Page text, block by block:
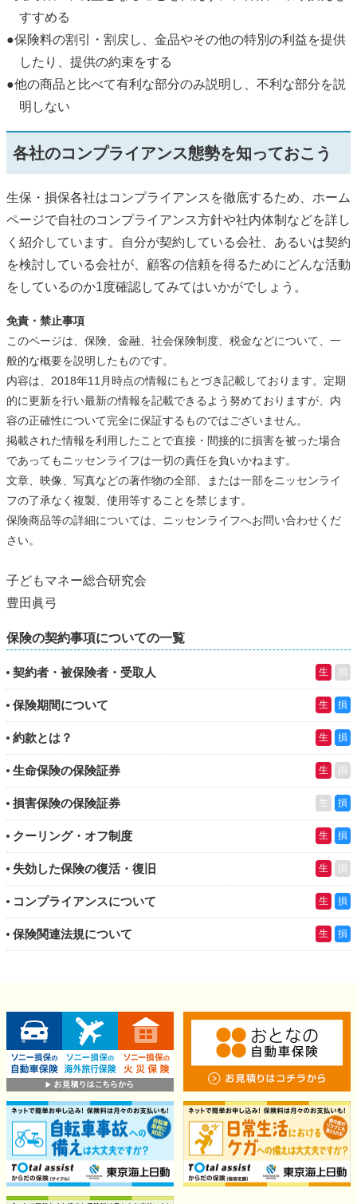
すすめる
●保険料の割引・割戻し、金品やその他の特別の利益を提供
したり、提供の約束をする
●他の商品と比べて有利な部分のみ説明し、不利な部分を説
明しない
各社のコンプライアンス態勢を知っておこう
生保・損保各社はコンプライアンスを徹底するため、ホーム
ページで自社のコンプライアンス方針や社内体制などを詳し
く紹介しています。自分が契約している会社、あるいは契約
を検討している会社が、顧客の信頼を得るためにどんな活動
をしているのか1度確認してみてはいかがでしょう。
免責・禁止事項
このページは、保険、金融、社会保険制度、税金などについて、一
般的な概要を説明したものです。
内容は、2018年11月時点の情報にもとづき記載しております。定期
的に更新を行い最新の情報を記載できるよう努めておりますが、内
容の正確性について完全に保証するものではございません。
掲載された情報を利用したことで直接・間接的に損害を被った場合
であってもニッセンライフは一切の責任を負いかねます。
文章、映像、写真などの著作物の全部、または一部をニッセンライ
フの了承なく複製、使用等することを禁じます。
保険商品等の詳細については、ニッセンライフへお問い合わせくだ
さい。
子どもマネー総合研究会
豊田眞弓
保険の契約事項についての一覧
契約者・被保険者・受取人 生 損
保険期間について 生 損
約款とは？ 生 損
生命保険の保険証券 生 損
損害保険の保険証券 生 損
クーリング・オフ制度 生 損
失効した保険の復活・復旧 生 損
コンプライアンスについて 生 損
保険関連法規について 生 損